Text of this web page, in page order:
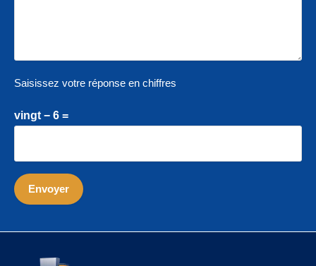
Saisissez votre réponse en chiffres
vingt − 6 =